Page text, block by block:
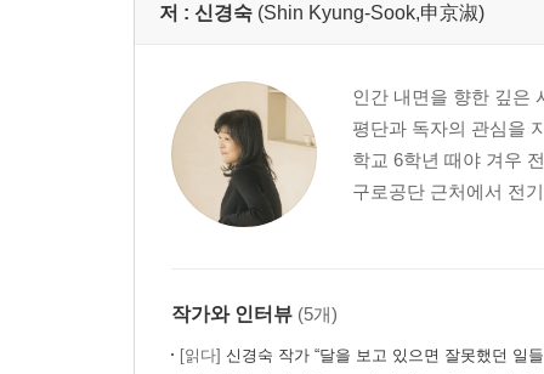
그를 위하여
모과나무 지키기
사랑스러운 할머니들
작가의 말
저 : 신경숙 (Shin Kyung-Sook,申京淑)
인간 내면을 향한 깊은
평단과 독자의 관심을
학교 6학년 때야 겨우
구로공단 근처에서 전
작가와 인터뷰 (5개)
[읽다] 신경숙 작가 “달을 보고 있으면 잘못했던 일